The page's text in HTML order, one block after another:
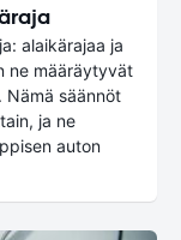
alaikärajaa ja
ne määräytyvät
Nämä säännöt
ja ne
auton